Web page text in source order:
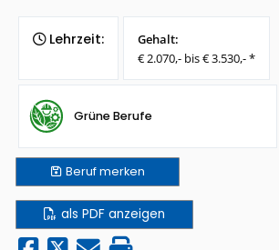
Lehrzeit:
Gehalt:
€ 2.070,- bis € 3.530,- *
Grüne Berufe
Berufmerken
als PDF anzeigen